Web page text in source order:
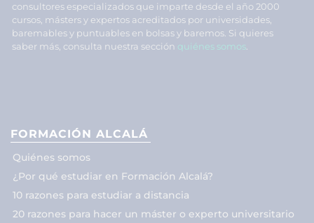
consultores especializados que imparte desde el año 2000
cursos, másters y expertos acreditados por universidades,
baremables y puntuables en bolsas y baremos. Si quieres
saber más, consulta nuestra sección quiénes somos.
FORMACIÓN ALCALÁ
Quiénes somos
¿Por qué estudiar en Formación Alcalá?
10 razones para estudiar a distancia
20 razones para hacer un máster o experto universitario